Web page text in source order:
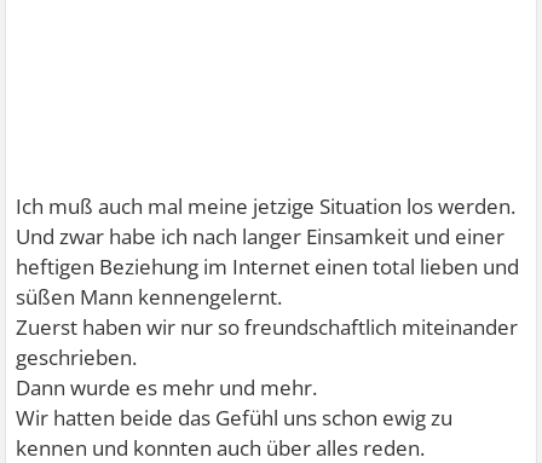
Ich muß auch mal meine jetzige Situation los werden.
Und zwar habe ich nach langer Einsamkeit und einer
heftigen Beziehung im Internet einen total lieben und
süßen Mann kennengelernt.
Zuerst haben wir nur so freundschaftlich miteinander
geschrieben.
Dann wurde es mehr und mehr.
Wir hatten beide das Gefühl uns schon ewig zu
kennen und konnten auch über alles reden.